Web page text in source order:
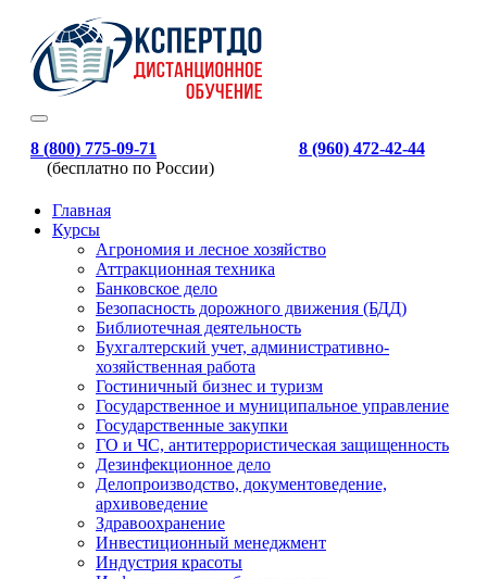
8 (800) 775-09-71
(бесплатно по России)
8 (960) 472-42-44
Главная
Курсы
Агрономия и лесное хозяйство
Аттракционная техника
Банковское дело
Безопасность дорожного движения (БДД)
Библиотечная деятельность
Бухгалтерский учет, административно-
хозяйственная работа
Гостиничный бизнес и туризм
Государственное и муниципальное управление
Государственные закупки
ГО и ЧС, антитеррористическая защищенность
Дезинфекционное дело
Делопроизводство, документоведение,
архивоведение
Здравоохранение
Инвестиционный менеджмент
Индустрия красоты